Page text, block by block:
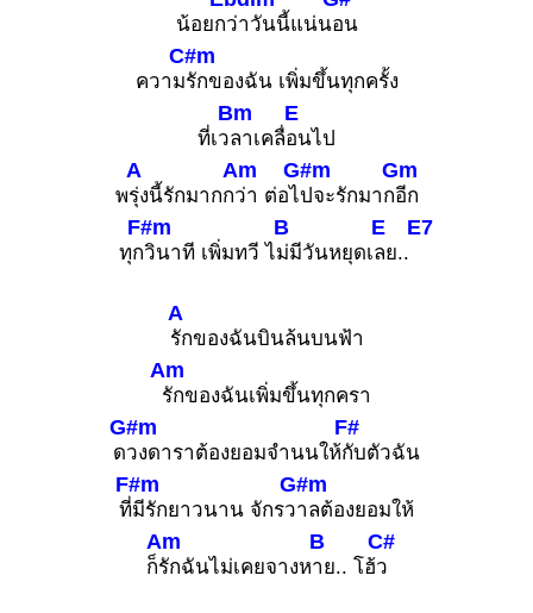
น้อยกว่าวันนี้แน่นอน
ความ
C#m
รักของฉัน เพิ่มขึ้นทุกครั้ง
ที่เว
Bm
ลาเคลื่
E
อนไป
พ
A
รุ่งนี้รักมากก
Am
ว่า ต่อไ
G#m
ปจะรักมาก
Gm
อีก
ทุก
F#m
วินาที เพิ่มทวี ไ
B
ม่มีวันหยุดเ
E
ลย..
E7
A
รักของฉันบินล้นบนฟ้า
Am
รักของฉันเพิ่มขึ้นทุกครา
ด
G#m
วงดาราต้องยอมจำนนให้
F#
กับตัวฉัน
ที่
F#m
มีรักยาวนาน จักรว
G#m
าลต้องยอมให้
ก็
Am
รักฉันไม่เคยจางห
B
าย.. โฮ้
C#
ว